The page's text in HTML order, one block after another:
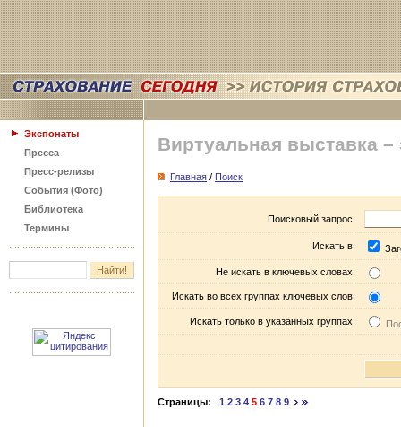
Экспонаты
Пресса
Пресс-релизы
События (Фото)
Библиотека
Термины
Виртуальная выставка –
Главная / Поиск
Поисковый запрос:
Искать в:
Не искать в ключевых словах:
Искать во всех группах ключевых слов:
Искать только в указанных группах:
Страницы: 1 2 3 4 5 6 7 8 9